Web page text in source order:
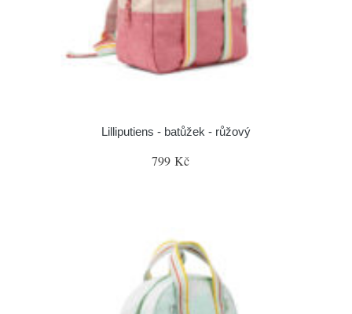
Lilliputiens - batůžek - růžový
799 Kč